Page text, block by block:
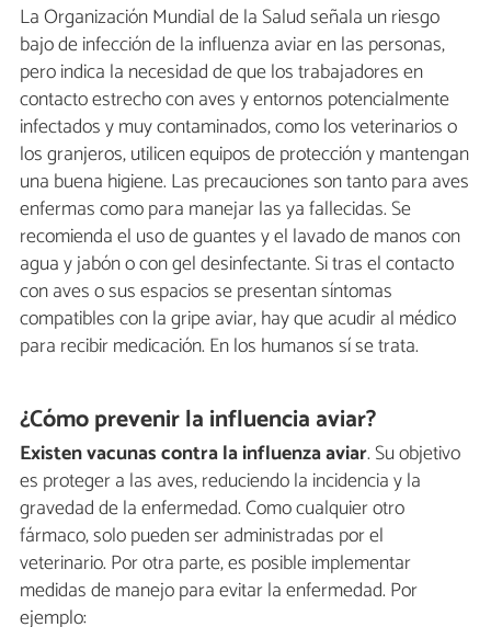
La Organización Mundial de la Salud señala un riesgo
bajo de infección de la influenza aviar en las personas,
pero indica la necesidad de que los trabajadores en
contacto estrecho con aves y entornos potencialmente
infectados y muy contaminados, como los veterinarios o
los granjeros, utilicen equipos de protección y mantengan
una buena higiene. Las precauciones son tanto para aves
enfermas como para manejar las ya fallecidas. Se
recomienda el uso de guantes y el lavado de manos con
agua y jabón o con gel desinfectante. Si tras el contacto
con aves o sus espacios se presentan síntomas
compatibles con la gripe aviar, hay que acudir al médico
para recibir medicación. En los humanos sí se trata.
¿Cómo prevenir la influencia aviar?
Existen vacunas contra la influenza aviar. Su objetivo
es proteger a las aves, reduciendo la incidencia y la
gravedad de la enfermedad. Como cualquier otro
fármaco, solo pueden ser administradas por el
veterinario. Por otra parte, es posible implementar
medidas de manejo para evitar la enfermedad. Por
ejemplo: